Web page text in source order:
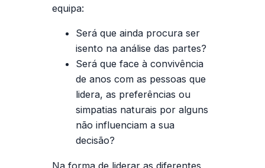
equipa:
Será que ainda procura ser
isento na análise das partes?
Será que face à convivência
de anos com as pessoas que
lidera, as preferências ou
simpatias naturais por alguns
não influenciam a sua
decisão?
Na forma de liderar as diferentes